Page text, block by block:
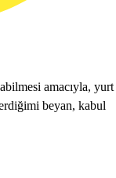
amacıyla, yurt
beyan, kabul